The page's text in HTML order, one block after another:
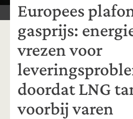
Europees
gasprijs:
vrezen voor
doordat LNG
voorbij varen